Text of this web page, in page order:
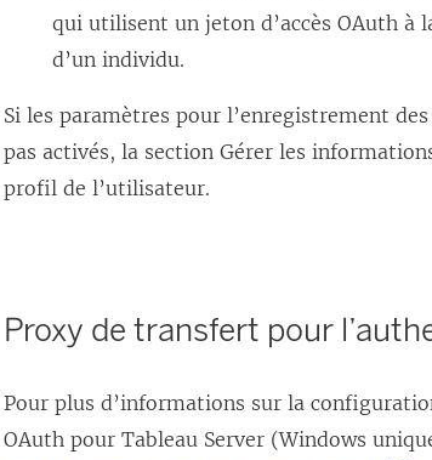
qui utilisent un jeton d’accès OAuth à
d’un individu.
Si les paramètres pour l’enregistrement
pas activés, la section Gérer les
profil de l’utilisateur.
Proxy de transfert pour
Pour plus d’informations sur la
OAuth pour Tableau Server (Windows